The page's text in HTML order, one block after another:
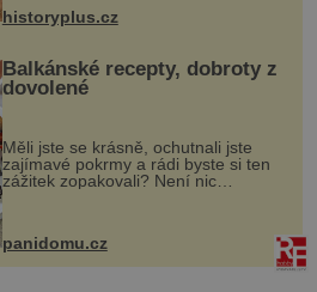
historyplus.cz
Balkánské recepty, dobroty z
dovolené
Měli jste se krásně, ochutnali jste
zajímavé pokrmy a rádi byste si ten
zážitek zopakovali? Není nic
snazšího. Pljeskavica (10 porcí)
Možná jste ji ochutnali na dovolené v
panidomu.cz